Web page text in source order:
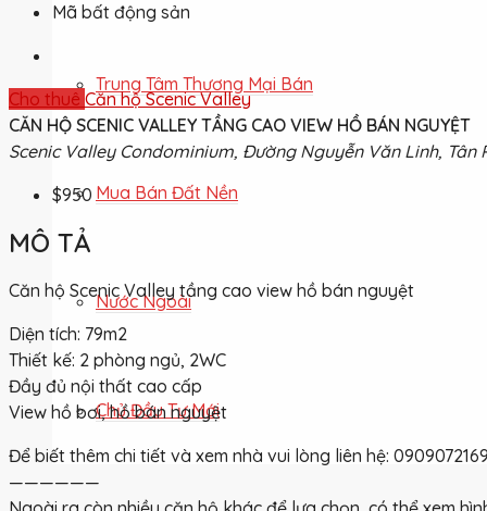
Trung Tâm Thương Mại Bán
Mua Bán Đất Nền
Nước Ngoài
Chủ Đầu Tư Mới
Mã bất động sản
Cho thuê Căn hộ Scenic Valley
CĂN HỘ SCENIC VALLEY TẦNG CAO VIEW HỒ BÁN NGUYỆT
Scenic Valley Condominium, Đường Nguyễn Văn Linh, Tân
$950
MÔ TẢ
Căn hộ Scenic Valley tầng cao view hồ bán nguyệt
Diện tích: 79m2
Thiết kế: 2 phòng ngủ, 2WC
Đầy đủ nội thất cao cấp
View hồ bơi, hồ bán nguyệt
Để biết thêm chi tiết và xem nhà vui lòng liên hệ:
——————